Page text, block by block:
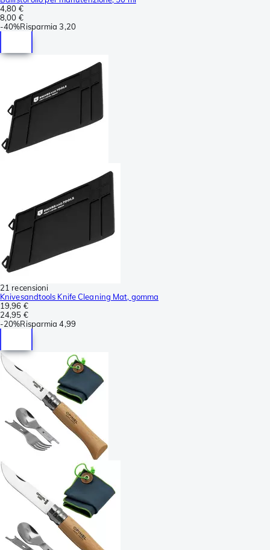
4,80 €
8,00 €
-40%Risparmia 3,20
21 recensioni
Knivesandtools Knife Cleaning Mat, gomma
19,96 €
24,95 €
-20%Risparmia 4,99